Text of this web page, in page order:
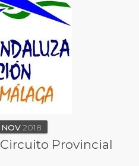
NOV 2018
Provincial